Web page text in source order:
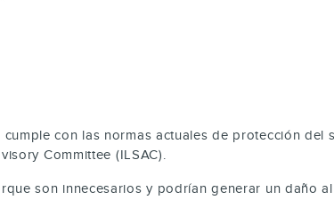
con las normas actuales de protección
Committee (ILSAC).
son innecesarios y podrían generar un daño